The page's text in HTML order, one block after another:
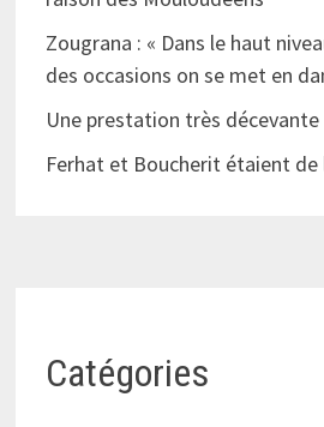
Zougrana : « Dans le haut
des occasions on se met en
Une prestation très
Ferhat et Boucherit étaient de
Catégories